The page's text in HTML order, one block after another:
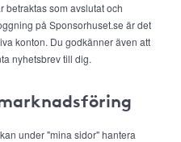
betraktas som avslutat och
på Sponsorhuset.se är det
konton. Du godkänner även att
nyhetsbrev till dig.
under "mina sidor" hantera